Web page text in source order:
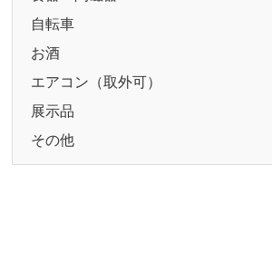
自転車
お酒
エアコン（取外可）
展示品
その他